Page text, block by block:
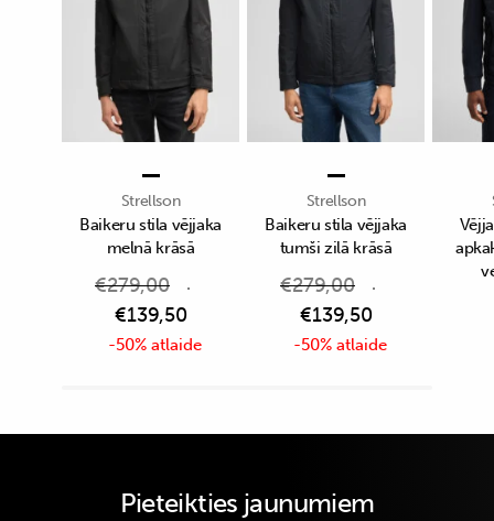
Strellson
Baikeru stila vējjaka
melnā krāsā
€279,00
€139,50
-50% atlaide
Strellson
Baikeru stila vējjaka
tumši zilā krāsā
€279,00
€139,50
-50% atlaide
Pieteikties jaunumiem